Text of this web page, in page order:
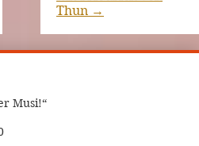
Thun →
Musi!“